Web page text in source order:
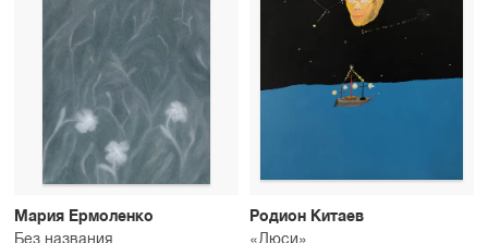
Мария Ермоленко
Без названия
Родион Китаев
«Люси»